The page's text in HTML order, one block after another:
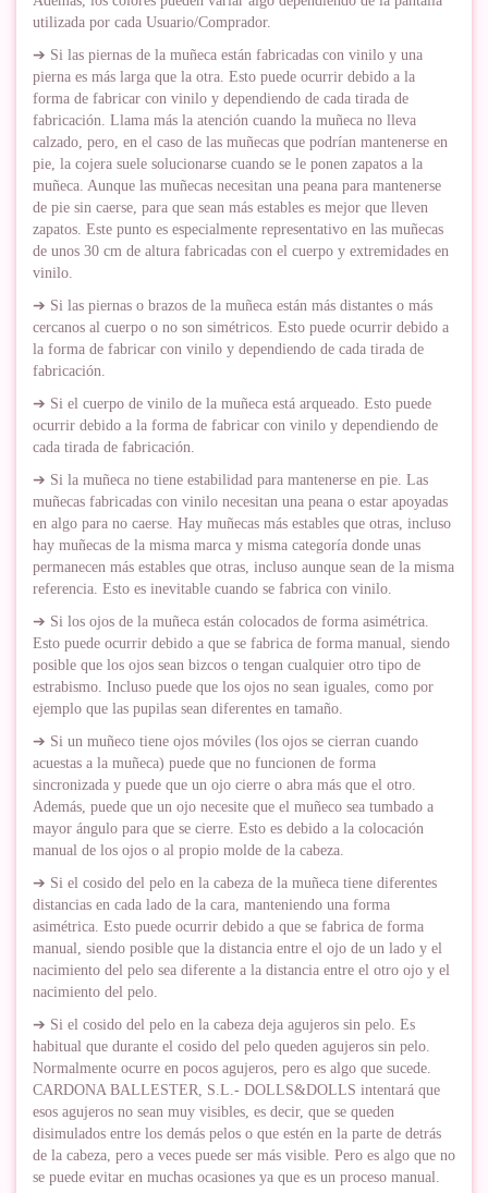
utilizada por cada Usuario/Comprador.
➔ Si las piernas de la muñeca están fabricadas con vinilo y una
pierna es más larga que la otra. Esto puede ocurrir debido a la
forma de fabricar con vinilo y dependiendo de cada tirada de
fabricación. Llama más la atención cuando la muñeca no lleva
calzado, pero, en el caso de las muñecas que podrían mantenerse en
pie, la cojera suele solucionarse cuando se le ponen zapatos a la
muñeca. Aunque las muñecas necesitan una peana para mantenerse
de pie sin caerse, para que sean más estables es mejor que lleven
zapatos. Este punto es especialmente representativo en las muñecas
de unos 30 cm de altura fabricadas con el cuerpo y extremidades en
vinilo.
➔ Si las piernas o brazos de la muñeca están más distantes o más
cercanos al cuerpo o no son simétricos. Esto puede ocurrir debido a
la forma de fabricar con vinilo y dependiendo de cada tirada de
fabricación.
➔ Si el cuerpo de vinilo de la muñeca está arqueado. Esto puede
ocurrir debido a la forma de fabricar con vinilo y dependiendo de
cada tirada de fabricación.
➔ Si la muñeca no tiene estabilidad para mantenerse en pie. Las
muñecas fabricadas con vinilo necesitan una peana o estar apoyadas
en algo para no caerse. Hay muñecas más estables que otras, incluso
hay muñecas de la misma marca y misma categoría donde unas
permanecen más estables que otras, incluso aunque sean de la misma
referencia. Esto es inevitable cuando se fabrica con vinilo.
➔ Si los ojos de la muñeca están colocados de forma asimétrica.
Esto puede ocurrir debido a que se fabrica de forma manual, siendo
posible que los ojos sean bizcos o tengan cualquier otro tipo de
estrabismo. Incluso puede que los ojos no sean iguales, como por
ejemplo que las pupilas sean diferentes en tamaño.
➔ Si un muñeco tiene ojos móviles (los ojos se cierran cuando
acuestas a la muñeca) puede que no funcionen de forma
sincronizada y puede que un ojo cierre o abra más que el otro.
Además, puede que un ojo necesite que el muñeco sea tumbado a
mayor ángulo para que se cierre. Esto es debido a la colocación
manual de los ojos o al propio molde de la cabeza.
➔ Si el cosido del pelo en la cabeza de la muñeca tiene diferentes
distancias en cada lado de la cara, manteniendo una forma
asimétrica. Esto puede ocurrir debido a que se fabrica de forma
manual, siendo posible que la distancia entre el ojo de un lado y el
nacimiento del pelo sea diferente a la distancia entre el otro ojo y el
nacimiento del pelo.
➔ Si el cosido del pelo en la cabeza deja agujeros sin pelo. Es
habitual que durante el cosido del pelo queden agujeros sin pelo.
Normalmente ocurre en pocos agujeros, pero es algo que sucede.
CARDONA BALLESTER, S.L.- DOLLS&DOLLS intentará que
esos agujeros no sean muy visibles, es decir, que se queden
disimulados entre los demás pelos o que estén en la parte de detrás
de la cabeza, pero a veces puede ser más visible. Pero es algo que no
se puede evitar en muchas ocasiones ya que es un proceso manual.